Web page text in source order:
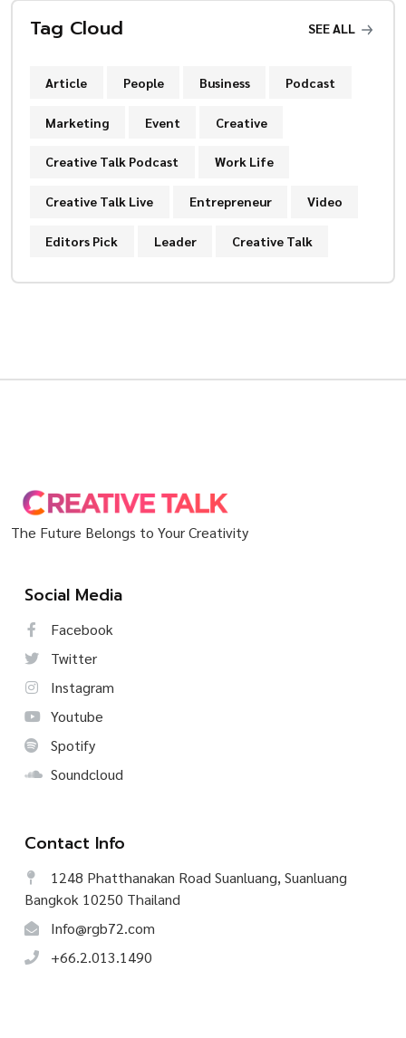
Tag Cloud SEE ALL
Article People Business Podcast
Marketing Event Creative
Creative Talk Podcast Work Life
Creative Talk Live Entrepreneur Video
Editors Pick Leader Creative Talk
The Future Belongs to Your Creativity
Social Media
Facebook
Twitter
Instagram
Youtube
Spotify
Soundcloud
Contact Info
1248 Phatthanakan Road Suanluang, Suanluang
Bangkok 10250 Thailand
Info@rgb72.com
+66.2.013.1490